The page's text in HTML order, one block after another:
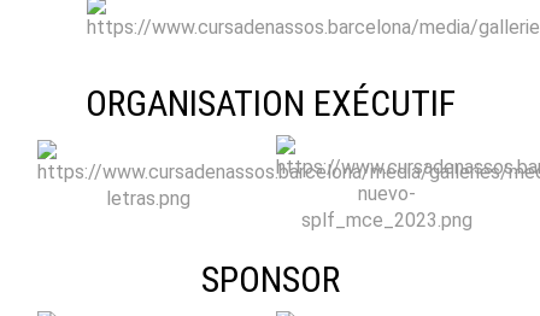
ORGANISATION EXÉCUTIF
SPONSOR